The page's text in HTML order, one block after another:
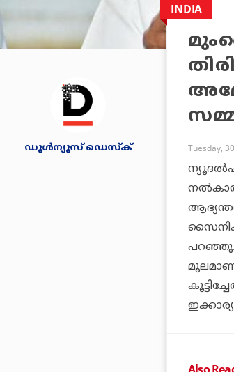
ഡൂള്‍ന്യൂസ് ഡെസ്‌ക്
INDIA
Tuesday,
സൈനിക
പറഞ്ഞു.
മൂലമാണ്